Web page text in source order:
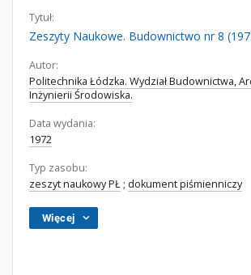
Tytuł:
Zeszyty Naukowe. Budownictwo nr 8
Autor:
Politechnika Łódzka. Wydział Budownictwa,
Inżynierii Środowiska.
Data wydania:
1972
Typ zasobu:
zeszyt naukowy PŁ ; dokument piśmienniczy
Więcej